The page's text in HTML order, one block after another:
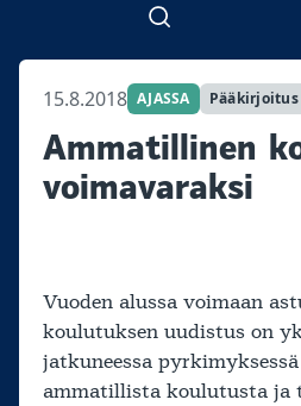
Avaa haku
15.8.2018 AJASSA Pääkirjoitus
Ammatillinen
voimavaraksi
Vuoden alussa voimaan
koulutuksen uudistus on
jatkuneessa
ammatillista koulutusta ja